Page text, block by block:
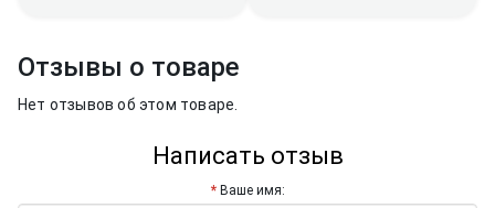
Отзывы о товаре
Нет отзывов об этом товаре.
Написать отзыв
Ваше имя: